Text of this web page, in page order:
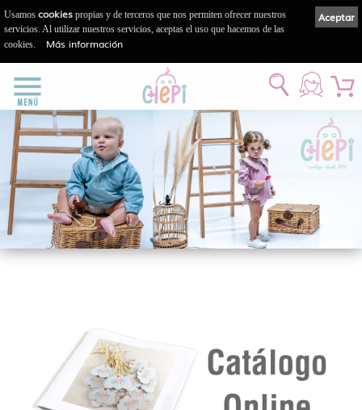
Aceptar
Usamos cookies propias y de terceros que nos permiten ofrecer nuestros
servicios. Al utilizar nuestros servicios, aceptas el uso que hacemos de las
cookies.
Más información